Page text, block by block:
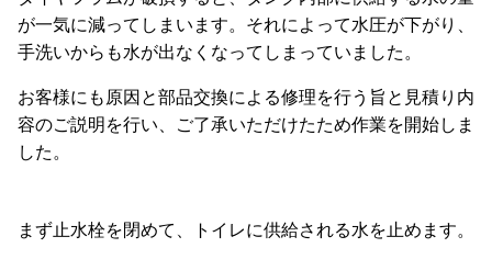
が一気に減ってしまいます。それによって水圧が下がり、
手洗いからも水が出なくなってしまっていました。
お客様にも原因と部品交換による修理を行う旨と見積り内
容のご説明を行い、ご了承いただけたため作業を開始しま
した。
まず止水栓を閉めて、トイレに供給される水を止めます。